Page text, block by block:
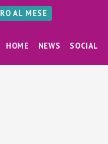
AL MESE
HOME NEWS SOCIAL